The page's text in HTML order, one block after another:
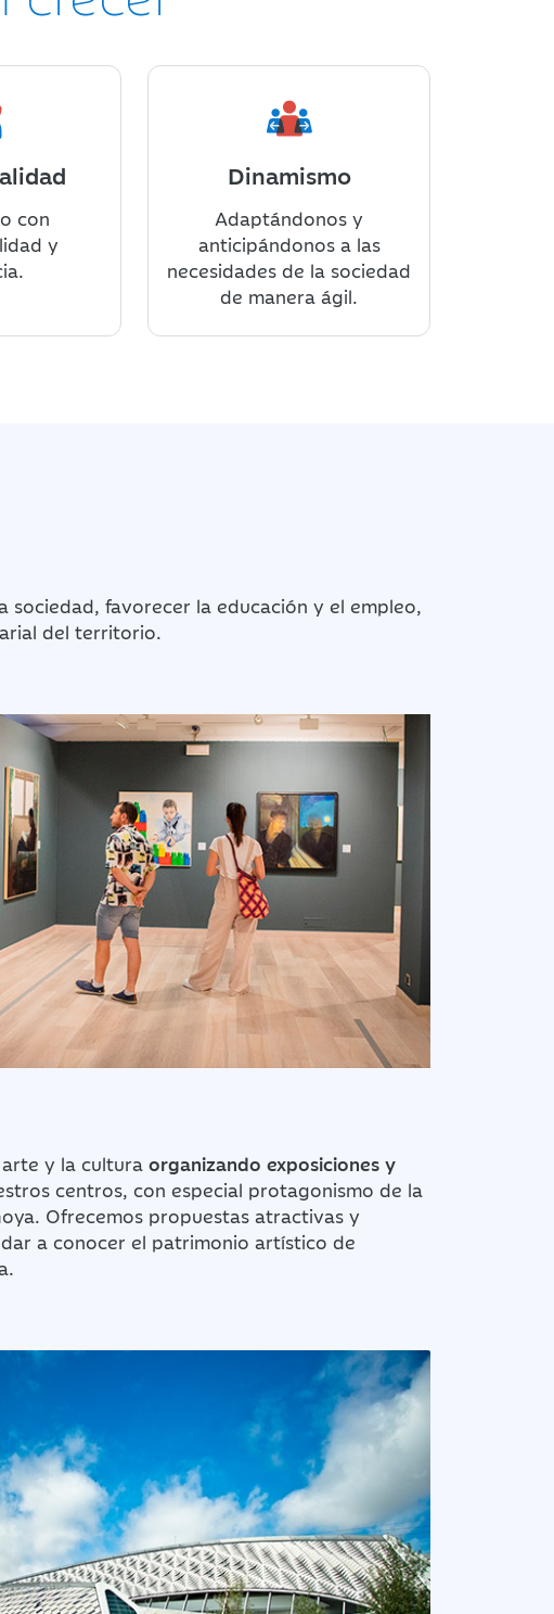
con
y
Dinamismo
Adaptándonos y
anticipándonos a las
necesidades de la sociedad
de manera ágil.
favorecer la educación y el empleo,
del territorio.
y la cultura organizando exposiciones y
centros, con especial protagonismo de la
Ofrecemos propuestas atractivas y
a conocer el patrimonio artístico de